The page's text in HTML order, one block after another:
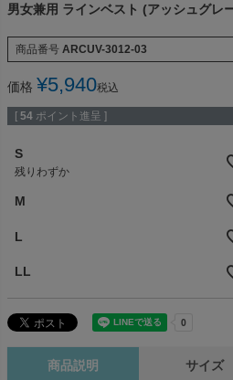
男女兼用 ラインベスト (アッシュグレ
商品番号 ARCUV-3012-03
価格 ¥5,940税込
[ 54 ポイント進呈 ]
S
残りわずか
M
L
LL
商品説明 サイズ